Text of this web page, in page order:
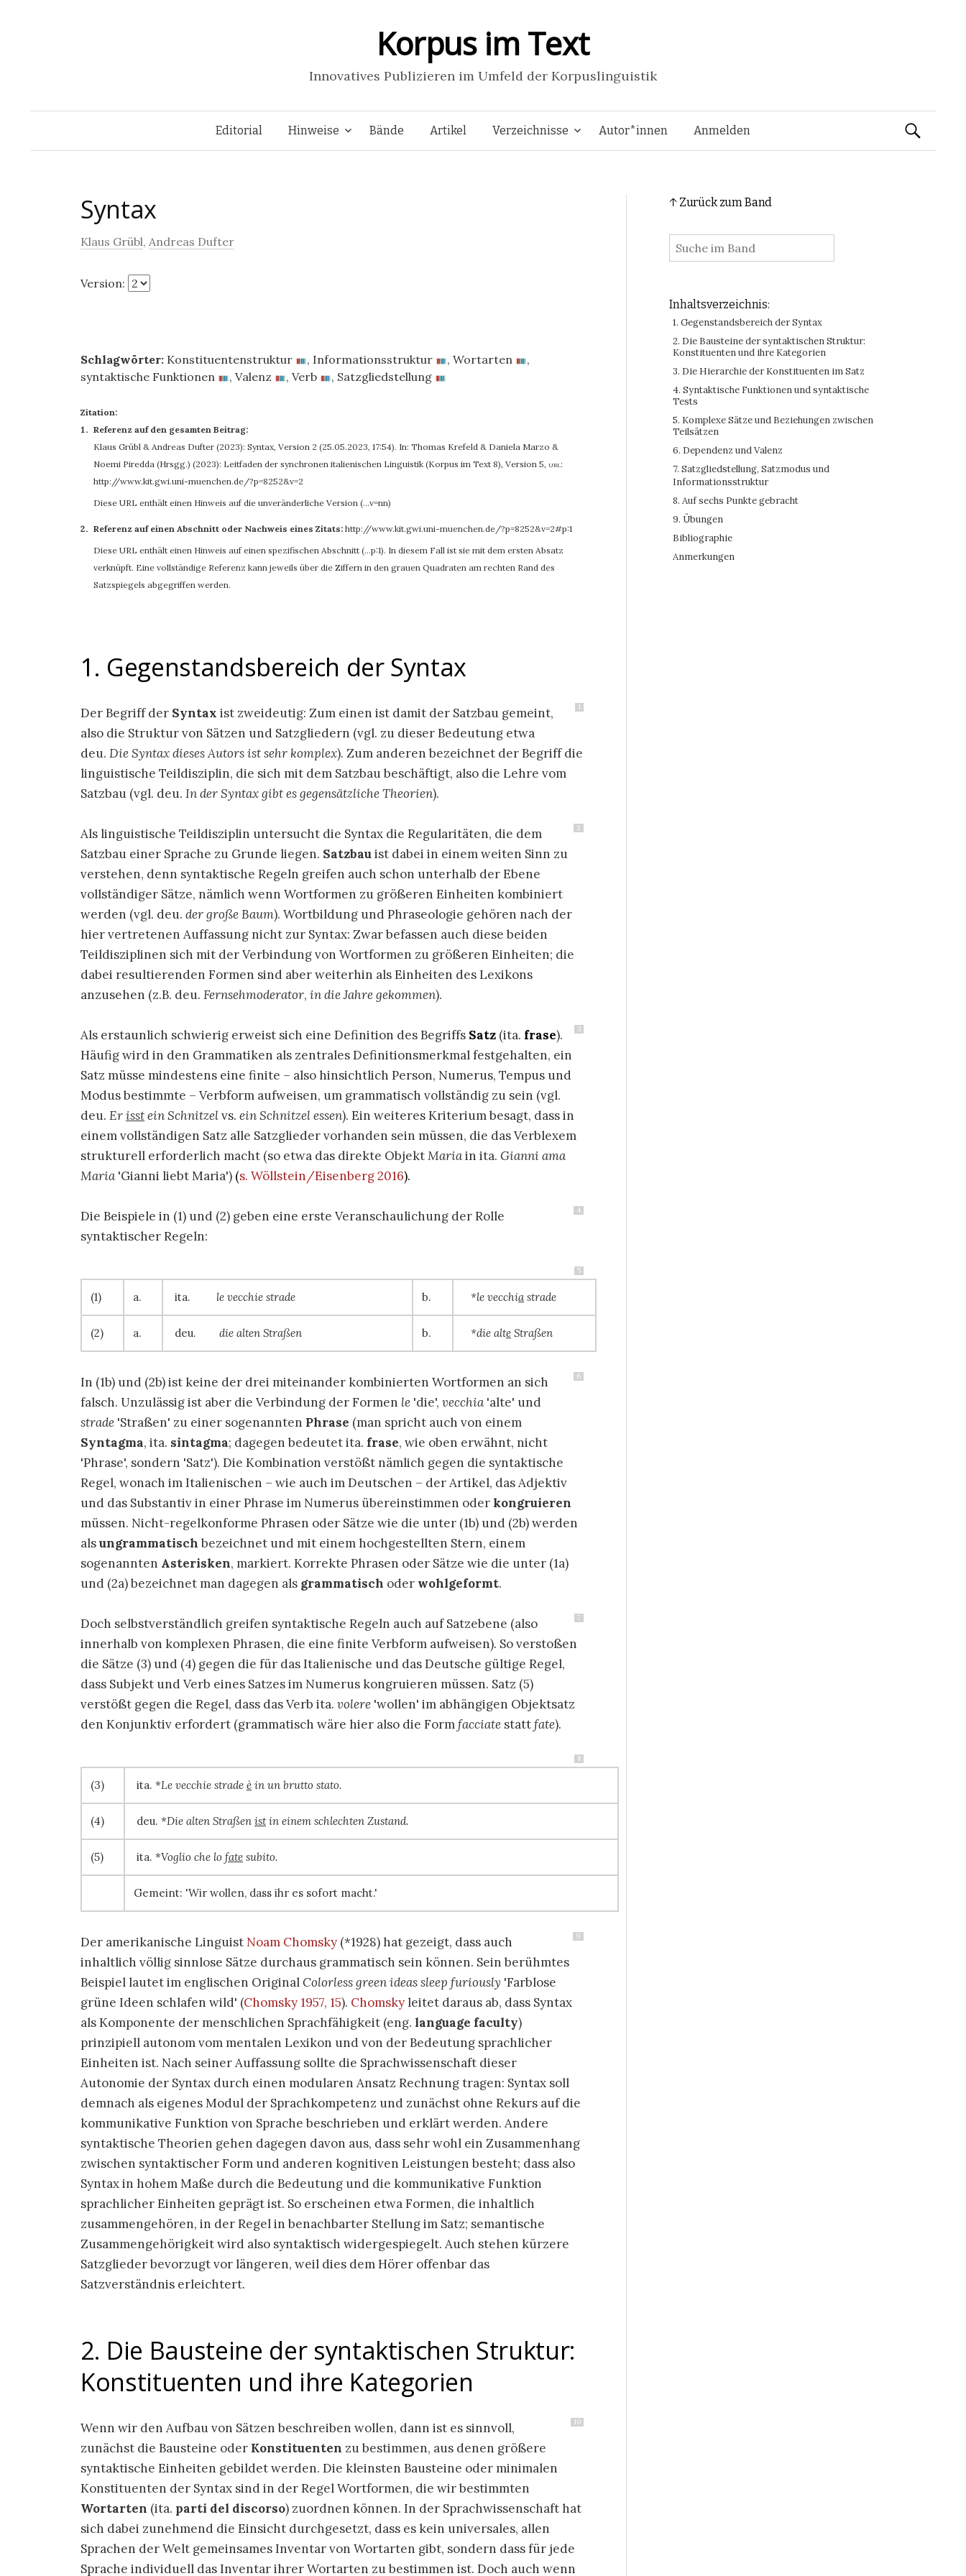
Korpus im Text
Innovatives Publizieren im Umfeld der Korpuslinguistik
Springe
Editorial Hinweise Bände Artikel Verzeichnisse Autor*innen Anmelden Suchen
Syntax
Klaus Grübl, Andreas Dufter
Version:
Schlagwörter: Konstituentenstruktur , Informationsstruktur , Wortarten
,
syntaktische Funktionen
, Valenz , Verb , Satzgliedstellung
Zitation:
Referenz auf den gesamten Beitrag:
Klaus Grübl & Andreas Dufter (2023): Syntax, Version 2 (25.05.2023, 17:54). In: Thomas Krefeld & Daniela Marzo &
Noemi Piredda (Hrsgg.) (2023): Leitfaden der synchronen italienischen Linguistik (Korpus im Text 8), Version 5, url:
http://www.kit.gwi.uni-muenchen.de/?p=8252&v=2
Diese URL enthält einen Hinweis auf die unveränderliche Version (…v=nn)
Referenz auf einen Abschnitt oder Nachweis eines Zitats: http://www.kit.gwi.uni-muenchen.de/?p=8252&v=2#p:1
Diese URL enthält einen Hinweis auf einen spezifischen Abschnitt (…p:1). In diesem Fall ist sie mit dem ersten Absatz
verknüpft. Eine vollständige Referenz kann jeweils über die Ziffern in den grauen Quadraten am rechten Rand des
Satzspiegels abgegriffen werden.
1. Gegenstandsbereich der Syntax
1
Der Begriff der Syntax ist zweideutig: Zum einen ist damit der Satzbau gemeint,
also die Struktur von Sätzen und Satzgliedern (vgl. zu dieser Bedeutung etwa
deu. Die Syntax dieses Autors ist sehr komplex). Zum anderen bezeichnet der Begriff die
linguistische Teildisziplin, die sich mit dem Satzbau beschäftigt, also die Lehre vom
Satzbau (vgl. deu. In der Syntax gibt es gegensätzliche Theorien).
2
Als linguistische Teildisziplin untersucht die Syntax die Regularitäten, die dem
Satzbau einer Sprache zu Grunde liegen. Satzbauist dabei in einem weiten Sinn zu
verstehen, denn syntaktische Regeln greifen auch schon unterhalb der Ebene
vollständiger Sätze, nämlich wenn Wortformen zu größeren Einheiten kombiniert
werden (vgl. deu. der große Baum). Wortbildung und Phraseologie gehören nach der
hier vertretenen Auffassung nicht zur Syntax: Zwar befassen auch diese beiden
Teildisziplinen sich mit der Verbindung von Wortformen zu größeren Einheiten; die
dabei resultierenden Formen sind aber weiterhin als Einheiten des Lexikons
anzusehen (z.B. deu. Fernsehmoderator, in die Jahre gekommen).
3
Als erstaunlich schwierig erweist sich eine Definition des Begriffs Satz (ita. frase).
Häufig wird in den Grammatiken als zentrales Definitionsmerkmal festgehalten, ein
Satz müsse mindestens eine finite – also hinsichtlich Person, Numerus, Tempus und
Modus bestimmte – Verbform aufweisen, um grammatisch vollständig zu sein (vgl.
deu. Erisstein Schnitzelvs. ein Schnitzel essen). Ein weiteres Kriterium besagt, dass in
einem vollständigen Satz alle Satzglieder vorhanden sein müssen, die das Verblexem
strukturell erforderlich macht (so etwa das direkte ObjektMariain ita. Gianni ama
Maria Gianni liebt Maria) (s. Wöllstein/Eisenberg 2016).
4
Die Beispiele in (1) und (2) geben eine erste Veranschaulichung der Rolle
syntaktischer Regeln:
5
(1) a. ita. le vecchie strade b. *le vecchia strade
(2) a. deu. die alten Straßen b. *die alte Straßen
6
In (1b) und (2b) ist keine der drei miteinander kombinierten Wortformen an sich
falsch. Unzulässig ist aber die Verbindung der Formen le die, vecchia alte und
strade Straßen zu einer sogenannten Phrase (man spricht auch von einem
Syntagma, ita. sintagma; dagegen bedeutet ita. frase, wie oben erwähnt, nicht
Phrase, sondern Satz ). Die Kombination verstößt nämlich gegen die syntaktische
Regel, wonach im Italienischen – wie auch im Deutschen – der Artikel, das Adjektiv
und das Substantiv in einer Phrase im Numerus übereinstimmen oder kongruieren
müssen. Nicht-regelkonforme Phrasen oder Sätze wie die unter (1b) und (2b) werden
alsungrammatisch bezeichnet und mit einem hochgestellten Stern, einem
sogenannten Asterisken, markiert. Korrekte Phrasen oder Sätze wie die unter (1a)
und (2a) bezeichnet man dagegen als grammatisch oder wohlgeformt.
7
Doch selbstverständlich greifen syntaktische Regeln auch auf Satzebene (also
innerhalb von komplexen Phrasen, die eine finite Verbform aufweisen). So verstoßen
die Sätze (3) und (4) gegen die für das Italienische und das Deutsche gültige Regel,
dass Subjekt und Verb eines Satzes im Numerus kongruieren müssen. Satz (5)
verstößt gegen die Regel, dass das Verb ita. volere wollen im abhängigen Objektsatz
den Konjunktiv erfordert (grammatisch wäre hier also die Formfacciate stattfate).
8
(3) ita. *Le vecchie strade è in un brutto stato.
(4) deu. *Die alten Straßen istin einem schlechten Zustand.
(5) ita. *Voglio che lo fate subito.
Gemeint: Wir wollen, dass ihr es sofort macht.
9
Der amerikanische Linguist Noam Chomsky (*1928) hat gezeigt, dass auch
inhaltlich völlig sinnlose Sätze durchaus grammatisch sein können. Sein berühmtes
Beispiel lautet im englischen OriginalColorless green ideas sleep furiously Farblose
grüne Ideen schlafen wild (Chomsky 1957, 15). Chomskyleitet daraus ab, dass Syntax
als Komponente der menschlichen Sprachfähigkeit (eng. language faculty)
prinzipiell autonom vom mentalen Lexikon und von der Bedeutung sprachlicher
Einheiten ist. Nach seiner Auffassung sollte die Sprachwissenschaft dieser
Autonomie der Syntax durch einen modularen Ansatz Rechnung tragen: Syntax soll
demnach als eigenes Modul der Sprachkompetenz und zunächst ohne Rekurs auf die
kommunikative Funktion von Sprache beschrieben und erklärt werden. Andere
syntaktische Theorien gehen dagegen davon aus, dass sehr wohl ein Zusammenhang
zwischen syntaktischer Form und anderen kognitiven Leistungen besteht; dass also
Syntax in hohem Maße durch die Bedeutung und die kommunikative Funktion
sprachlicher Einheiten geprägt ist. So erscheinen etwa Formen, die inhaltlich
zusammengehören, in der Regel in benachbarter Stellung im Satz; semantische
Zusammengehörigkeit wird also syntaktisch widergespiegelt. Auch stehen kürzere
Satzglieder bevorzugt vor längeren, weil dies dem Hörer offenbar das
Satzverständnis erleichtert.
2. Die Bausteine der syntaktischen Struktur:
Konstituenten und ihre Kategorien
10
Wenn wir den Aufbau von Sätzen beschreiben wollen, dann ist es sinnvoll,
zunächst die Bausteine oder Konstituenten zu bestimmen, aus denen größere
syntaktische Einheiten gebildet werden. Die kleinsten Bausteine oder minimalen
Konstituenten der Syntax sind in der Regel Wortformen, die wir bestimmten
Wortarten (ita. parti del discorso) zuordnen können. In der Sprachwissenschaft hat
sich dabei zunehmend die Einsicht durchgesetzt, dass es kein universales, allen
Sprachen der Welt gemeinsames Inventar von Wortarten gibt, sondern dass für jede
Sprache individuell das Inventar ihrer Wortarten zu bestimmen ist. Doch auch wenn
↑ Zurück zum Band
:
Inhaltsverzeichnis:
1. Gegenstandsbereich der Syntax
2. Die Bausteine der syntaktischen Struktur:
Konstituenten und ihre Kategorien
3. Die Hierarchie der Konstituenten im Satz
4. Syntaktische Funktionen und syntaktische
Tests
5. Komplexe Sätze und Beziehungen zwischen
Teilsätzen
6. Dependenz und Valenz
7. Satzgliedstellung, Satzmodus und
Informationsstruktur
8. Auf sechs Punkte gebracht
9. Übungen
Bibliographie
Anmerkungen